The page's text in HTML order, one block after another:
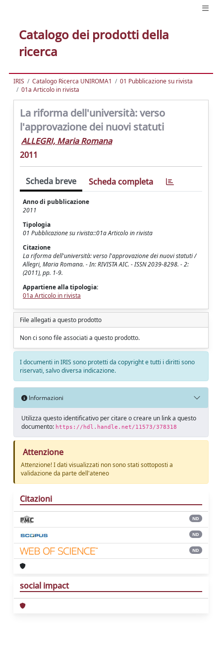
Catalogo dei prodotti della
ricerca
IRIS Catalogo Ricerca UNIROMA1
01 Pubblicazione su rivista
01a Articolo in rivista
La riforma dell'università: verso
l'approvazione dei nuovi statuti
ALLEGRI, Maria Romana
2011
Scheda breve Scheda completa
Anno di pubblicazione
2011
Tipologia
01 Pubblicazione su rivista::01a Articolo in rivista
Citazione
La riforma dell'università: verso l'approvazione dei nuovi statuti /
Allegri, Maria Romana. - In: RIVISTA AIC. - ISSN 2039-8298. - 2:
(2011), pp. 1-9.
Appartiene alla tipologia:
01a Articolo in rivista
File allegati a questo prodotto
Non ci sono file associati a questo prodotto.
I documenti in IRIS sono protetti da copyright e tutti i diritti sono
riservati, salvo diversa indicazione.
Informazioni
Utilizza questo identificativo per citare o creare un link a questo
documento: https://hdl.handle.net/11573/378318
Attenzione
Attenzione! I dati visualizzati non sono stati sottoposti a
validazione da parte dell'ateneo
Citazioni
ND
ND
ND
social impact